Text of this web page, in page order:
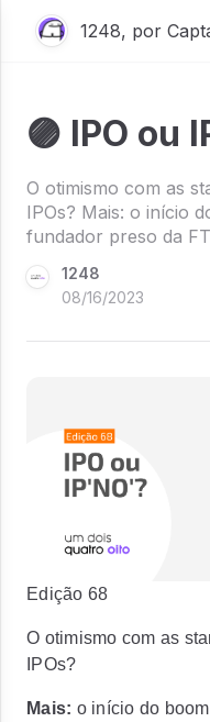
1248, por
🟣 IPO ou
O otimismo com as
IPOs? Mais: o início
fundador preso da
1248
08/16/2023
Edição 68
O otimismo com as
IPOs?
Mais: o início do